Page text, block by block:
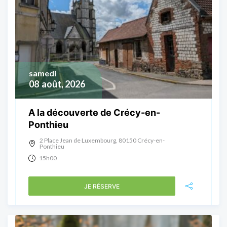
08 août, 2026
samedi
A la découverte de Crécy-en-
Ponthieu
2 Place Jean de Luxembourg, 80150 Crécy-en-
Ponthieu
15h00
JE RÉSERVE